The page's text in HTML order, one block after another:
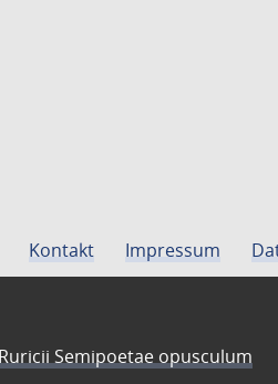
Kontakt Impressum
Ruricii Semipoetae opusculum